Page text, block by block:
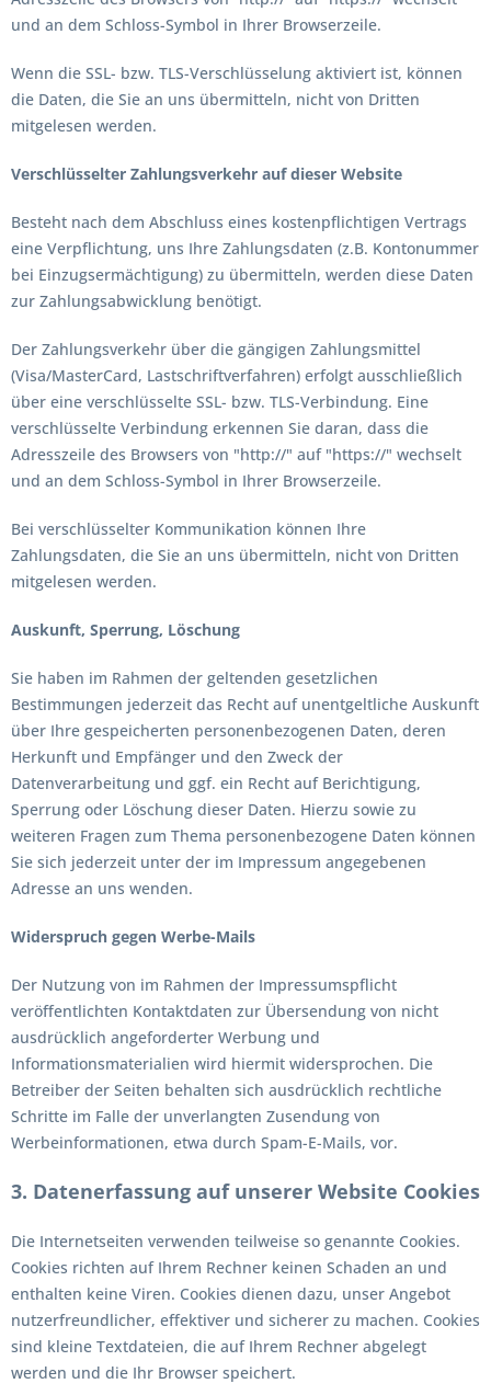
und an dem Schloss-Symbol in Ihrer Browserzeile.
Wenn die SSL- bzw. TLS-Verschlüsselung aktiviert ist, können
die Daten, die Sie an uns übermitteln, nicht von Dritten
mitgelesen werden.
Verschlüsselter Zahlungsverkehr auf dieser Website
Besteht nach dem Abschluss eines kostenpflichtigen Vertrags
eine Verpflichtung, uns Ihre Zahlungsdaten (z.B. Kontonummer
bei Einzugsermächtigung) zu übermitteln, werden diese Daten
zur Zahlungsabwicklung benötigt.
Der Zahlungsverkehr über die gängigen Zahlungsmittel
(Visa/MasterCard, Lastschriftverfahren) erfolgt ausschließlich
über eine verschlüsselte SSL- bzw. TLS-Verbindung. Eine
verschlüsselte Verbindung erkennen Sie daran, dass die
Adresszeile des Browsers von "http://" auf "https://" wechselt
und an dem Schloss-Symbol in Ihrer Browserzeile.
Bei verschlüsselter Kommunikation können Ihre
Zahlungsdaten, die Sie an uns übermitteln, nicht von Dritten
mitgelesen werden.
Auskunft, Sperrung, Löschung
Sie haben im Rahmen der geltenden gesetzlichen
Bestimmungen jederzeit das Recht auf unentgeltliche Auskunft
über Ihre gespeicherten personenbezogenen Daten, deren
Herkunft und Empfänger und den Zweck der
Datenverarbeitung und ggf. ein Recht auf Berichtigung,
Sperrung oder Löschung dieser Daten. Hierzu sowie zu
weiteren Fragen zum Thema personenbezogene Daten können
Sie sich jederzeit unter der im Impressum angegebenen
Adresse an uns wenden.
Widerspruch gegen Werbe-Mails
Der Nutzung von im Rahmen der Impressumspflicht
veröffentlichten Kontaktdaten zur Übersendung von nicht
ausdrücklich angeforderter Werbung und
Informationsmaterialien wird hiermit widersprochen. Die
Betreiber der Seiten behalten sich ausdrücklich rechtliche
Schritte im Falle der unverlangten Zusendung von
Werbeinformationen, etwa durch Spam-E-Mails, vor.
3. Datenerfassung auf unserer Website Cookies
Die Internetseiten verwenden teilweise so genannte Cookies.
Cookies richten auf Ihrem Rechner keinen Schaden an und
enthalten keine Viren. Cookies dienen dazu, unser Angebot
nutzerfreundlicher, effektiver und sicherer zu machen. Cookies
sind kleine Textdateien, die auf Ihrem Rechner abgelegt
werden und die Ihr Browser speichert.